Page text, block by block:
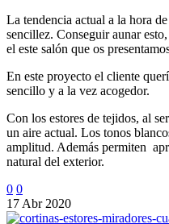
La tendencia actual a la hora
sencillez. Conseguir aunar
el este salón que os
En este proyecto el cliente
sencillo y a la vez acogedor.
Con los estores de tejidos, al
un aire actual. Los tonos
amplitud. Además permiten
natural del exterior.
0 0
17 Abr 2020